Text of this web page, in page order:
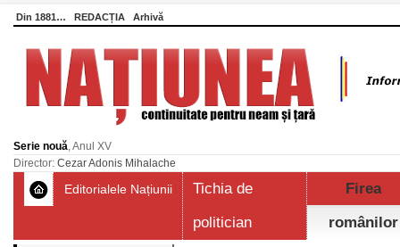
Din 1881… REDACȚIA Arhivă
Serie nouă, Anul XV
Director: Cezar Adonis Mihalache
Editorialele Națiunii
Tichia de
politician
Firea
românilor